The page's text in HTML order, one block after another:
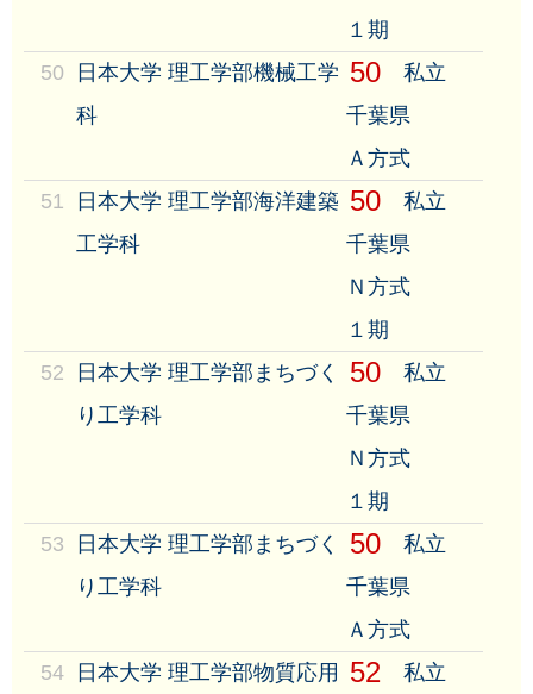
１期
50
日本大学 理工学部機械工学
科
50
私立
千葉県
Ａ方式
51
日本大学 理工学部海洋建築
工学科
50
私立
千葉県
Ｎ方式
１期
52
日本大学 理工学部まちづく
り工学科
50
私立
千葉県
Ｎ方式
１期
53
日本大学 理工学部まちづく
り工学科
50
私立
千葉県
Ａ方式
54
日本大学 理工学部物質応用
52
私立